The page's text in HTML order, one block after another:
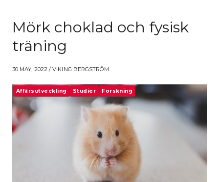
Mörk choklad och fysisk
träning
30 MAY, 2022 / VIKING BERGSTRÖM
Affärsutveckling Studier Forskning